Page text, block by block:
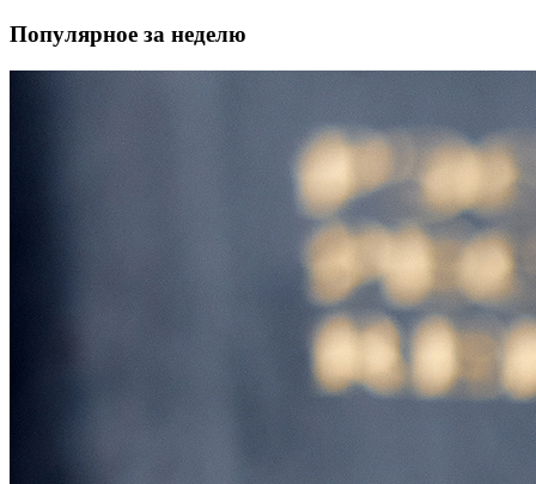
Популярное за неделю